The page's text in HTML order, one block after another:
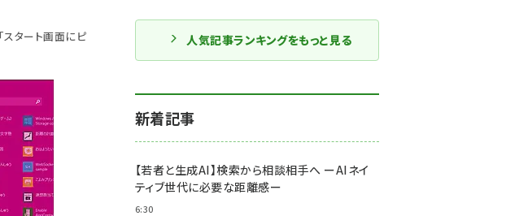
タート画面にピ
人気記事ランキングをもっと見る
新着記事
【若者と生成AI】検索から相談相手へ ーAIネイ
ティブ世代に必要な距離感ー
6:30